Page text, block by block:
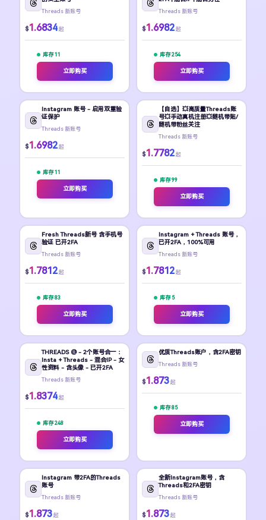
Threads 新账号
$1.6834 起
库存 11
立即购买
Threads 新账号
$1.6982 起
库存 254
立即购买
Instagram 账号 - 启用双重验
证保护
Threads 新账号
$1.6982 起
库存 11
立即购买
【自选】💥高质量Threads账
号💥手动真机注册💥随机带贴/
随机带粉丝关注
Threads 新账号
$1.7782 起
库存 99
立即购买
Fresh Threads新号 含手机号
验证 已开2FA
Threads 新账号
$1.7812 起
库存 83
立即购买
Instagram + Threads 账号，
已开2FA，100%可用
Threads 新账号
$1.7812 起
库存 5
立即购买
THREADS @ - 2个账号合一：
Insta + Threads - 混合IP - 女
性资料 - 含头像 - 已开2FA
Threads 新账号
$1.8374 起
库存 248
立即购买
优质Threads账户，含2FA密钥
Threads 新账号
$1.873 起
库存 85
立即购买
Instagram 带2FA的Threads
账号
Threads 新账号
$1.873 起
全新Instagram账号，含
Threads和2FA密钥
Threads 新账号
$1.873 起